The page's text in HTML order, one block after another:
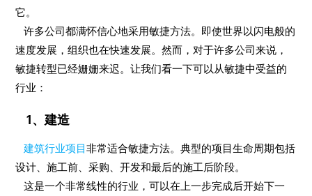
它。
许多公司都满怀信心地采用敏捷方法。即使世界以闪电般的
速度发展，组织也在快速发展。然而，对于许多公司来说，
敏捷转型已经姗姗来迟。让我们看一下可以从敏捷中受益的
行业：
1、建造
建筑行业项目非常适合敏捷方法。典型的项目生命周期包括
设计、施工前、采购、开发和最后的施工后阶段。
这是一个非常线性的行业，可以在上一步完成后开始下一